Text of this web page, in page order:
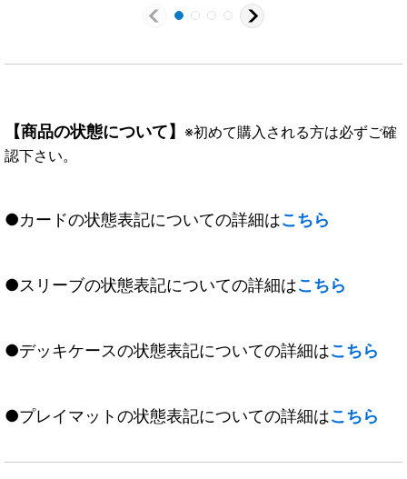
【商品の状態について】 ※初めて購入される方は必ずご確
認下さい。
●カードの状態表記についての詳細はこちら
●スリーブの状態表記についての詳細はこちら
●デッキケースの状態表記についての詳細はこちら
●プレイマットの状態表記についての詳細はこちら